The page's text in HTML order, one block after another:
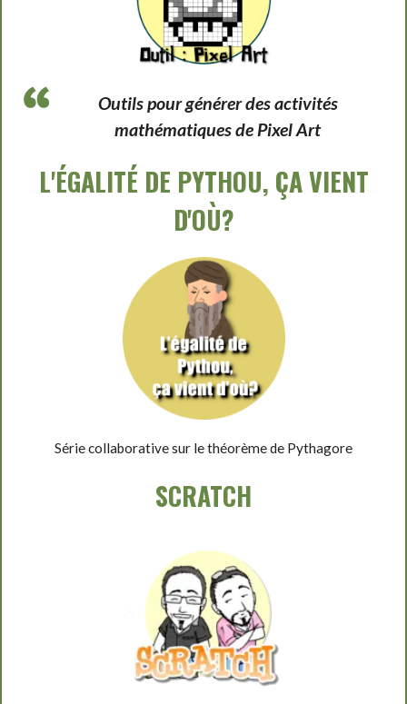
Outils pour générer des activités
mathématiques de Pixel Art
L'ÉGALITÉ DE PYTHOU, ÇA VIENT
D'OÙ?
Série collaborative sur le théorème de Pythagore
SCRATCH